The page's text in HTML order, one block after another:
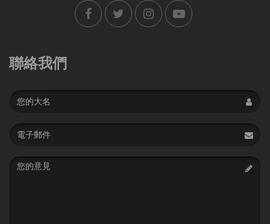
聯絡我們
Name
Email
address
Message